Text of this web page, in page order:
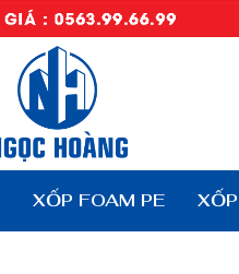
XỐP FOAM PE